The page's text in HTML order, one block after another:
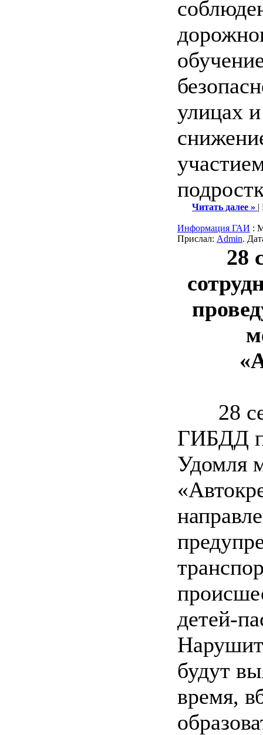
улицах
Читать далее » |
Информация ГАИ :
Прислал: Admin.
28
28
ГИБДД
Удомля
детей-
будут
время,